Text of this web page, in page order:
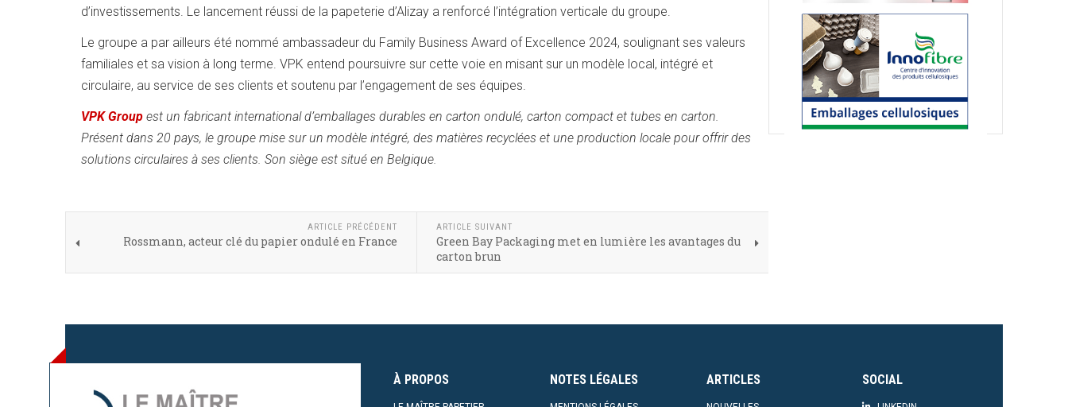
d’investissements. Le lancement réussi de la papeterie d’Alizay a renforcé l’intégration verticale du groupe.
Le groupe a par ailleurs été nommé ambassadeur du Family Business Award of Excellence 2024, soulignant ses valeurs
familiales et sa vision à long terme. VPK entend poursuivre sur cette voie en misant sur un modèle local, intégré et
circulaire, au service de ses clients et soutenu par l’engagement de ses équipes.
VPK Group est un fabricant international d’emballages durables en carton ondulé, carton compact et tubes en carton.
Présent dans 20 pays, le groupe mise sur un modèle intégré, des matières recyclées et une production locale pour offrir des
solutions circulaires à ses clients. Son siège est situé en Belgique.
ARTICLE PRÉCÉDENT
Rossmann, acteur clé du papier ondulé en France
ARTICLE SUIVANT
Green Bay Packaging met en lumière les avantages du
carton brun
À PROPOS NOTES LÉGALES ARTICLES SOCIAL